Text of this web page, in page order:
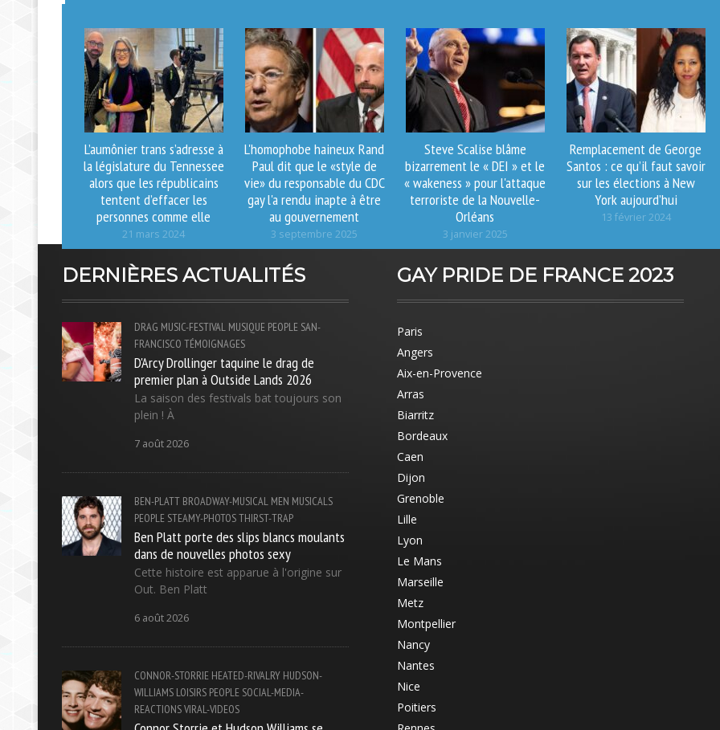
L’aumônier trans s’adresse à
la législature du Tennessee
alors que les républicains
tentent d’effacer les
personnes comme elle
21 mars 2024
L'homophobe haineux Rand
Paul dit que le «style de
vie» du responsable du CDC
gay l'a rendu inapte à être
au gouvernement
3 septembre 2025
Steve Scalise blâme
bizarrement le « DEI » et le
« wakeness » pour l'attaque
terroriste de la Nouvelle-
Orléans
3 janvier 2025
Remplacement de George
Santos : ce qu’il faut savoir
sur les élections à New
York aujourd’hui
13 février 2024
DERNIÈRES ACTUALITÉS
DRAG MUSIC-FESTIVAL MUSIQUE PEOPLE SAN-
FRANCISCO TÉMOIGNAGES
D'Arcy Drollinger taquine le drag de
premier plan à Outside Lands 2026
La saison des festivals bat toujours son
plein ! À
7 août 2026
BEN-PLATT BROADWAY-MUSICAL MEN MUSICALS
PEOPLE STEAMY-PHOTOSTHIRST-TRAP
Ben Platt porte des slips blancs moulants
dans de nouvelles photos sexy
Cette histoire est apparue à l'origine sur
Out. Ben Platt
6 août 2026
CONNOR-STORRIE HEATED-RIVALRY HUDSON-
WILLIAMS LOISIRS PEOPLE SOCIAL-MEDIA-
REACTIONSVIRAL-VIDEOS
GAY PRIDE DE FRANCE 2023
Paris
Angers
Aix-en-Provence
Arras
Biarritz
Bordeaux
Caen
Dijon
Grenoble
Lille
Lyon
Le Mans
Marseille
Metz
Montpellier
Nancy
Nantes
Nice
Poitiers